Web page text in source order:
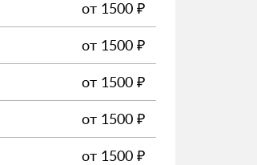
от 1500 ₽
от 1500 ₽
от 1500 ₽
от 1500 ₽
от 1500 ₽